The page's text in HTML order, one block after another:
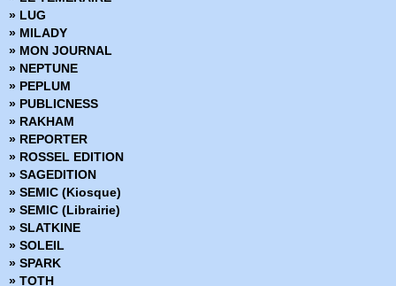
» Créatures sacrées
» Criminal
» Damn Them All
» Damned
» Dans la nuit noire
» Dark Ride
» Darkness
» Dead Body Road
» Dead inside
» Death Sentence
» Démons
» Density
» Derniers tests avant l'apocalypse
» Des loups dans les murs
» Desperados
» Docteur Wertham
» LUG
» MILADY
» MON JOURNAL
» NEPTUNE
» PEPLUM
» PUBLICNESS
» RAKHAM
» REPORTER
» ROSSEL EDITION
» SAGEDITION
» SEMIC (Kiosque)
» SEMIC (Librairie)
» SLATKINE
» SOLEIL
» SPARK
» TOTH